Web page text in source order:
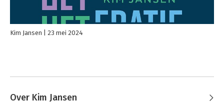
Kim Jansen 23 mei 2024
Over Kim Jansen